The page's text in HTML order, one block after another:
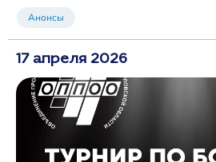
манеж)
Анонсы
17 апреля 2026